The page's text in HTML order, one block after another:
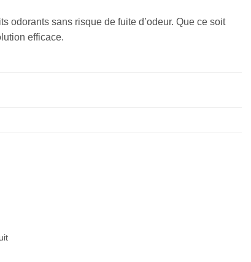
odorants sans risque de fuite d’odeur. Que ce soit
efficace.